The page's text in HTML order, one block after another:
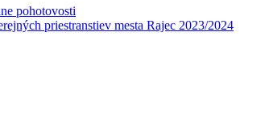
pohotovosti
priestranstiev mesta Rajec 2023/2024